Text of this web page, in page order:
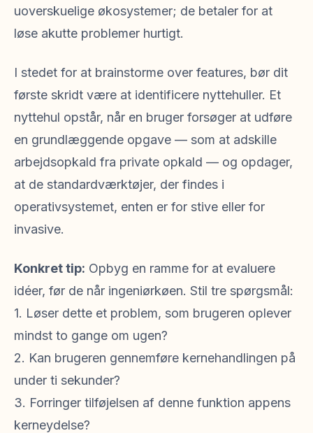
uoverskuelige økosystemer; de betaler for at
løse akutte problemer hurtigt.
I stedet for at brainstorme over features, bør dit
første skridt være at identificere nyttehuller. Et
nyttehul opstår, når en bruger forsøger at udføre
en grundlæggende opgave — som at adskille
arbejdsopkald fra private opkald — og opdager,
at de standardværktøjer, der findes i
operativsystemet, enten er for stive eller for
invasive.
Konkret tip: Opbyg en ramme for at evaluere
idéer, før de når ingeniørkøen. Stil tre spørgsmål:
1. Løser dette et problem, som brugeren oplever
mindst to gange om ugen?
2. Kan brugeren gennemføre kernehandlingen på
under ti sekunder?
3. Forringer tilføjelsen af denne funktion appens
kerneydelse?